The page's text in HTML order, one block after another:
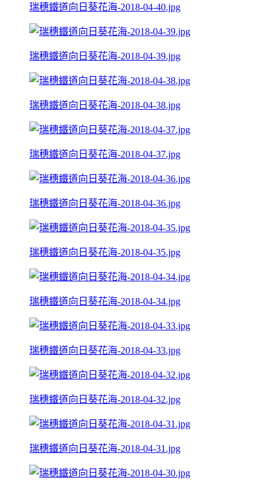
瑞穗鐵道向日葵花海-2018-04-40.jpg
瑞穗鐵道向日葵花海-2018-04-39.jpg
瑞穗鐵道向日葵花海-2018-04-38.jpg
瑞穗鐵道向日葵花海-2018-04-37.jpg
瑞穗鐵道向日葵花海-2018-04-36.jpg
瑞穗鐵道向日葵花海-2018-04-35.jpg
瑞穗鐵道向日葵花海-2018-04-34.jpg
瑞穗鐵道向日葵花海-2018-04-33.jpg
瑞穗鐵道向日葵花海-2018-04-32.jpg
瑞穗鐵道向日葵花海-2018-04-31.jpg